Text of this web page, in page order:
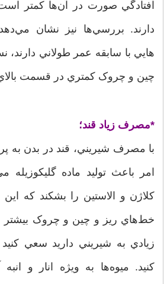
افتادگي صورت در آن‌ها کمتر
دارند. بررسي‌ها نيز نشان
هايي با سابقه عمر طولاني
چين و چروک کمتري در قسمت
*مصرف زياد قند؛
‏با مصرف شيريني‌، قند در بدن به
امر باعث توليد ماده
کلاژن و الاستين را بشکند که اين
خط‌هاي ريز و چين و چروک بيشتر
زيادي به شيريني‌ داريد سعي
کنيد. ميوه‌ها به ويژه انار و